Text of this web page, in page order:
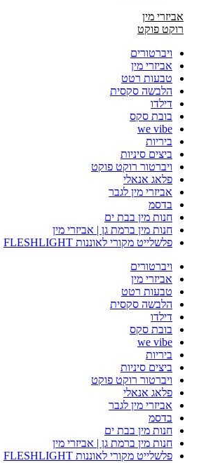
אביזרי מין
רוקט פוקט
ויברטורים
אביזרי מין
טבעות רטט
הלבשה סקסית
דילדו
בובת סקס
we vibe
ביריות
ביצים סיניות
ויברטור רוקט פוקט
פלאג אנאלי
אביזרי מין לגבר
בדסמ
חנות מין בבת ים
חנות מין ברמת גן | אביזרי מין
פלשלייט מקורי לאוננות FLESHLIGHT
ויברטורים
אביזרי מין
טבעות רטט
הלבשה סקסית
דילדו
בובת סקס
we vibe
ביריות
ביצים סיניות
ויברטור רוקט פוקט
פלאג אנאלי
אביזרי מין לגבר
בדסמ
חנות מין בבת ים
חנות מין ברמת גן | אביזרי מין
פלשלייט מקורי לאוננות FLESHLIGHT